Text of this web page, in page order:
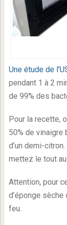
Une étude de
pendant 1 à 2
de 99% des
Pour la recette,
50% de vinaigre
d’un demi-
mettez le tout
Attention, pour
d’éponge
feu.